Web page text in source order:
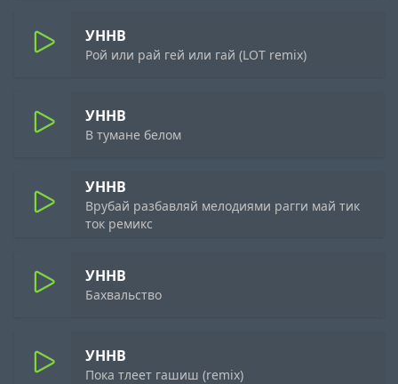
УННВ
Рой или рай гей или гай (LOT remix)
УННВ
В тумане белом
УННВ
Врубай разбавляй мелодиями рагги май тик
ток ремикс
УННВ
Бахвальство
УННВ
Пока тлеет гашиш (remix)